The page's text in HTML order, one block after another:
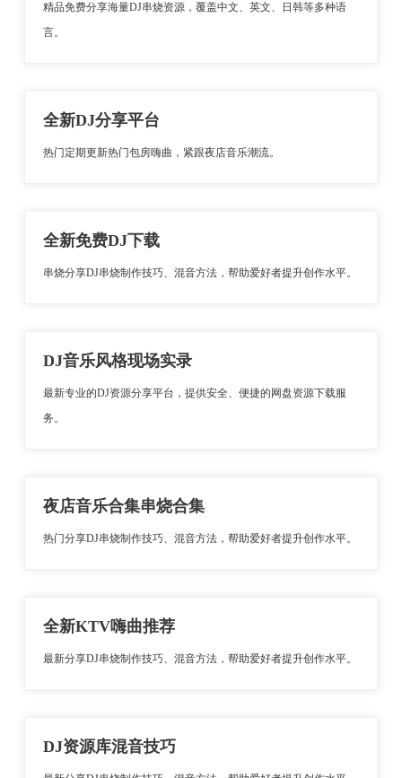
精品免费分享海量DJ串烧资源，覆盖中文、英文、日韩等多种语
言。
全新DJ分享平台
热门定期更新热门包房嗨曲，紧跟夜店音乐潮流。
全新免费DJ下载
串烧分享DJ串烧制作技巧、混音方法，帮助爱好者提升创作水平。
DJ音乐风格现场实录
最新专业的DJ资源分享平台，提供安全、便捷的网盘资源下载服
务。
夜店音乐合集串烧合集
热门分享DJ串烧制作技巧、混音方法，帮助爱好者提升创作水平。
全新KTV嗨曲推荐
最新分享DJ串烧制作技巧、混音方法，帮助爱好者提升创作水平。
DJ资源库混音技巧